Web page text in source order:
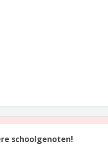
schoolgenoten!